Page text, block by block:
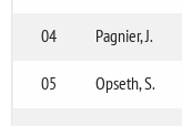
04 Pagnier, J.
05 Opseth, S.